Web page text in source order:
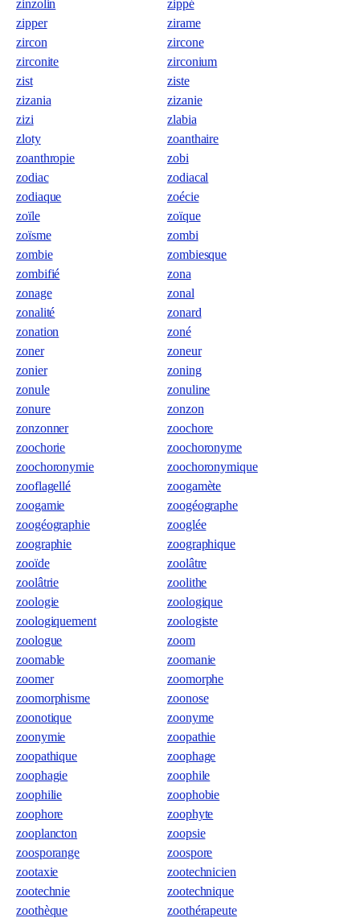
zinzolin
zippé
zipper
zirame
zircon
zircone
zirconite
zirconium
zist
ziste
zizania
zizanie
zizi
zlabia
zloty
zoanthaire
zoanthropie
zobi
zodiac
zodiacal
zodiaque
zoécie
zoïle
zoïque
zoïsme
zombi
zombie
zombiesque
zombifié
zona
zonage
zonal
zonalité
zonard
zonation
zoné
zoner
zoneur
zonier
zoning
zonule
zonuline
zonure
zonzon
zonzonner
zoochore
zoochorie
zoochoronyme
zoochoronymie
zoochoronymique
zooflagellé
zoogamète
zoogamie
zoogéographe
zoogéographie
zooglée
zoographie
zoographique
zooïde
zoolâtre
zoolâtrie
zoolithe
zoologie
zoologique
zoologiquement
zoologiste
zoologue
zoom
zoomable
zoomanie
zoomer
zoomorphe
zoomorphisme
zoonose
zoonotique
zoonyme
zoonymie
zoopathie
zoopathique
zoophage
zoophagie
zoophile
zoophilie
zoophobie
zoophore
zoophyte
zooplancton
zoopsie
zoosporange
zoospore
zootaxie
zootechnicien
zootechnie
zootechnique
zoothèque
zoothérapeute